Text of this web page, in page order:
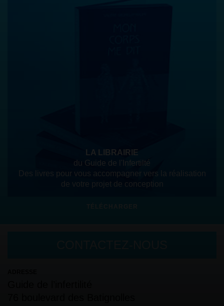
LA LIBRAIRIE
du Guide de l'Infertilté
Des livres pour vous accompagner vers la réalisation
de votre projet de conception